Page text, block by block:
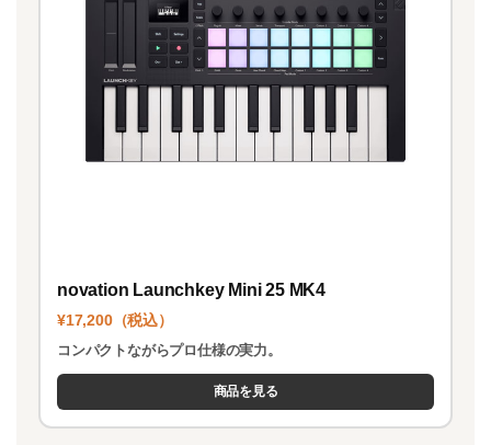
novation Launchkey Mini 25 MK4
¥17,200（税込）
コンパクトながらプロ仕様の実力。
商品を見る